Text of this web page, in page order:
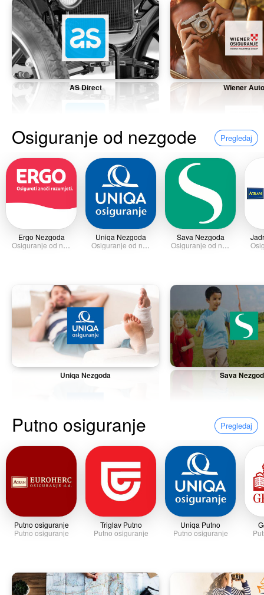
AS Direct Wiener Auto
Osiguranje od nezgode Pregledaj
Ergo Nezgoda
Osiguranje od nezgode
Uniqa Nezgoda
Osiguranje od nezgode
Sava Nezgoda
Osiguranje od nezgode
Uniqa Nezgoda Sava
Putno osiguranje Pregledaj
Putno osiguranje
Putno osiguranje
Triglav Putno
Putno osiguranje
Uniqa Putno
Putno osiguranje